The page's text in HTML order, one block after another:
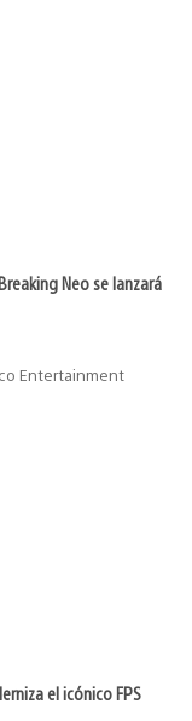
Neo se lanzará
Entertainment
el icónico FPS